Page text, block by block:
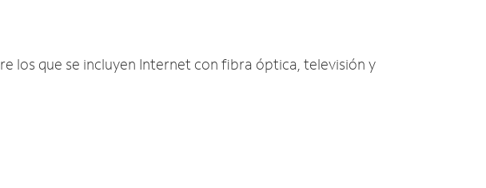
los que se incluyen Internet con fibra óptica, televisión y